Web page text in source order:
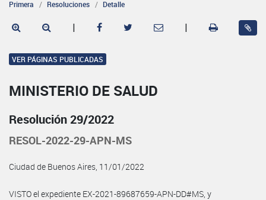
Primera Resoluciones Detalle
| |
VER PÁGINAS PUBLICADAS
MINISTERIO DE SALUD
Resolución 29/2022
RESOL-2022-29-APN-MS
Ciudad de Buenos Aires, 11/01/2022
VISTO el expediente EX-2021-89687659-APN-DD#MS, y